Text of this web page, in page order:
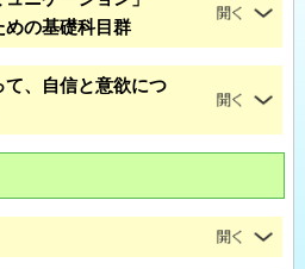
めの基礎科目群
、自信と意欲につ